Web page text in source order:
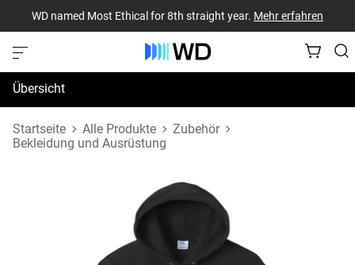
WD named Most Ethical for 8th straight year. Mehr erfahren
Übersicht
Technische Daten
Startseite Alle Produkte
Zubehör
Bekleidung und Ausrüstung